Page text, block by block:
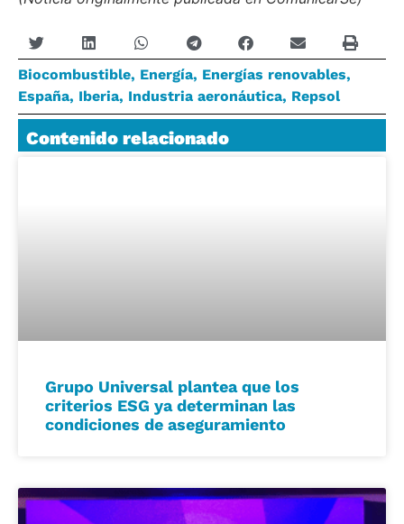
Biocombustible, Energía, Energías renovables,
España, Iberia, Industria aeronáutica, Repsol
Contenido relacionado
Grupo Universal plantea que los
criterios ESG ya determinan las
condiciones de aseguramiento